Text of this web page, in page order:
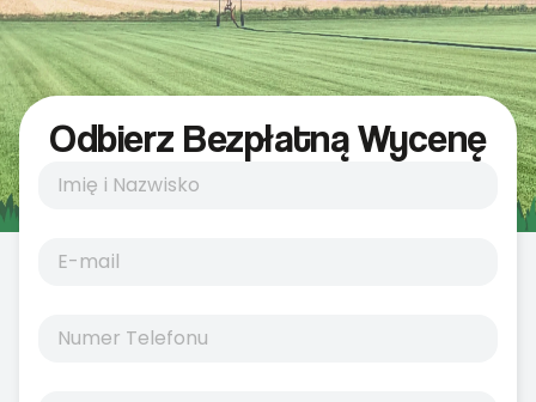
Odbierz Bezpłatną Wycenę